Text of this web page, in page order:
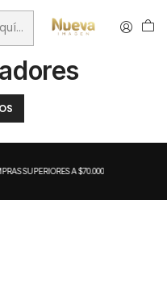
Neutralizadores
SUPERIORES A $70.000